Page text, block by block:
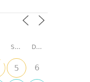
SAMEDI DIMANCHE
5 6